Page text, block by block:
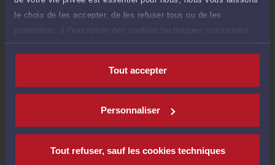
le choix de les accepter, de les refuser tous ou de les
paramétrer, à l’exception des cookies techniques strictement
nécessaires au fonctionnement du site.
Tout accepter
Personnaliser
Tout refuser, sauf les cookies techniques
Consulter par écrit
Voir sa Grille indicative des Honoraires
Compétences
Fonction publique